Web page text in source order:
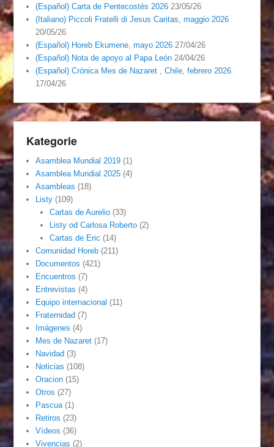
(Español) Carta de Pentecostés 2026 23/05/26
(Italiano) Piccoli Fratelli di Jesus Caritas, maggio 2026
20/05/26
(Español) Horeb Ekumene, mayo 2026 27/04/26
(Español) Nota de apoyo al Papa León 24/04/26
(Español) Crónica Mes de Nazaret , Chile, febrero 2026
17/04/26
Kategorie
Asamblea Mundial 2019 (1)
Asamblea Mundial 2025 (4)
Asambleas (18)
Listy (109)
Cartas de Aurelio(33)
Listy od Carlosa Roberto(2)
Cartas de Eric (14)
Comunidad Horeb (211)
Documentos (421)
Encuentros (7)
Entrevistas (4)
Equipo internacional (11)
Fraternidad (7)
Imágenes (4)
Mes de Nazaret (17)
Navidad (3)
Noticias (108)
Oracion (15)
Otros (27)
Pascua (1)
Retiros (23)
Vídeos (36)
Vivencias (2)